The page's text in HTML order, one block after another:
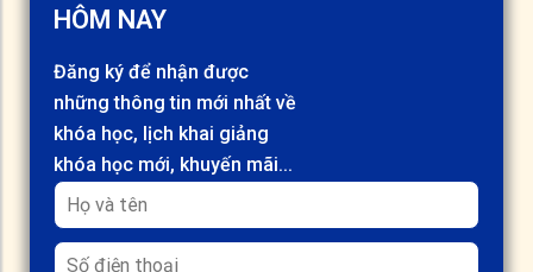
HÔM NAY
Đăng ký để nhận được
những thông tin mới nhất về
khóa học, lịch khai giảng
khóa học mới, khuyến mãi...